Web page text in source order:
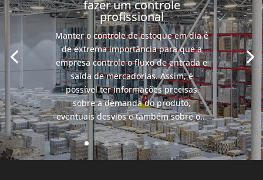
fazer um controle
profissional
Manter o controle de estoque em dia é
de extrema importância para que a
empresa controle o fluxo de entrada e
saída de mercadorias. Assim, é
possível ter informações precisas
sobre a demanda do produto,
eventuais desvios e também sobre o...